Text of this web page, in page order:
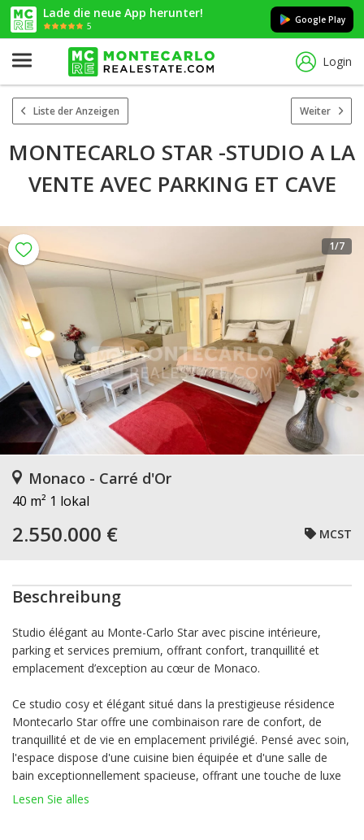
Lade die neue App herunter!
5
Google Play
Login
Liste der Anzeigen Weiter
MONTECARLO STAR -STUDIO A LA
VENTE AVEC PARKING ET CAVE
1/7
Monaco - Carré d'Or
40 m² 1 lokal
2.550.000 € MCST
Beschreibung
Studio élégant au Monte-Carlo Star avec piscine intérieure,
parking et services premium, offrant confort, tranquillité et
emplacement d’exception au cœur de Monaco.
Ce studio cosy et élégant situé dans la prestigieuse résidence
Montecarlo Star offre une combinaison rare de confort, de
tranquillité et de vie en emplacement privilégié. Pensé avec soin,
l'espace dispose d'une cuisine bien équipée et d'une salle de
bain exceptionnellement spacieuse, offrant une touche de luxe
rarement vue dans un studio.
Lesen Sie alles